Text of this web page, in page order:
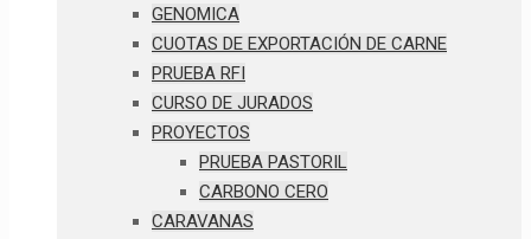
GENOMICA
CUOTAS DE EXPORTACIÓN DE CARNE
PRUEBA RFI
CURSO DE JURADOS
PROYECTOS
PRUEBA PASTORIL
CARBONO CERO
CARAVANAS